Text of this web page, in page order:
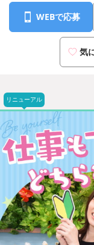
WEBで応募
気
リニューアル